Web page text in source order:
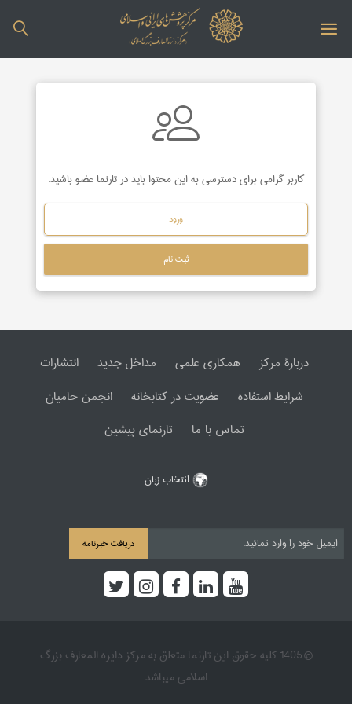
کاربر گرامی برای دسترسی به این محتوا باید در تارنما عضو باشید.
ورود
ثبت نام
دربارۀ مرکز همکاری علمی مداخل جدید
انتشارات
شرایط استفاده
عضویت در کتابخانه
انجمن حامیان
تماس با ما
تارنمای پیشین
انتخاب زبان
دریافت خبرنامه
© 1405 کلیه حقوق این تارنما متعلق به مرکز دایره المعارف بزرگ
اسلامی میباشد